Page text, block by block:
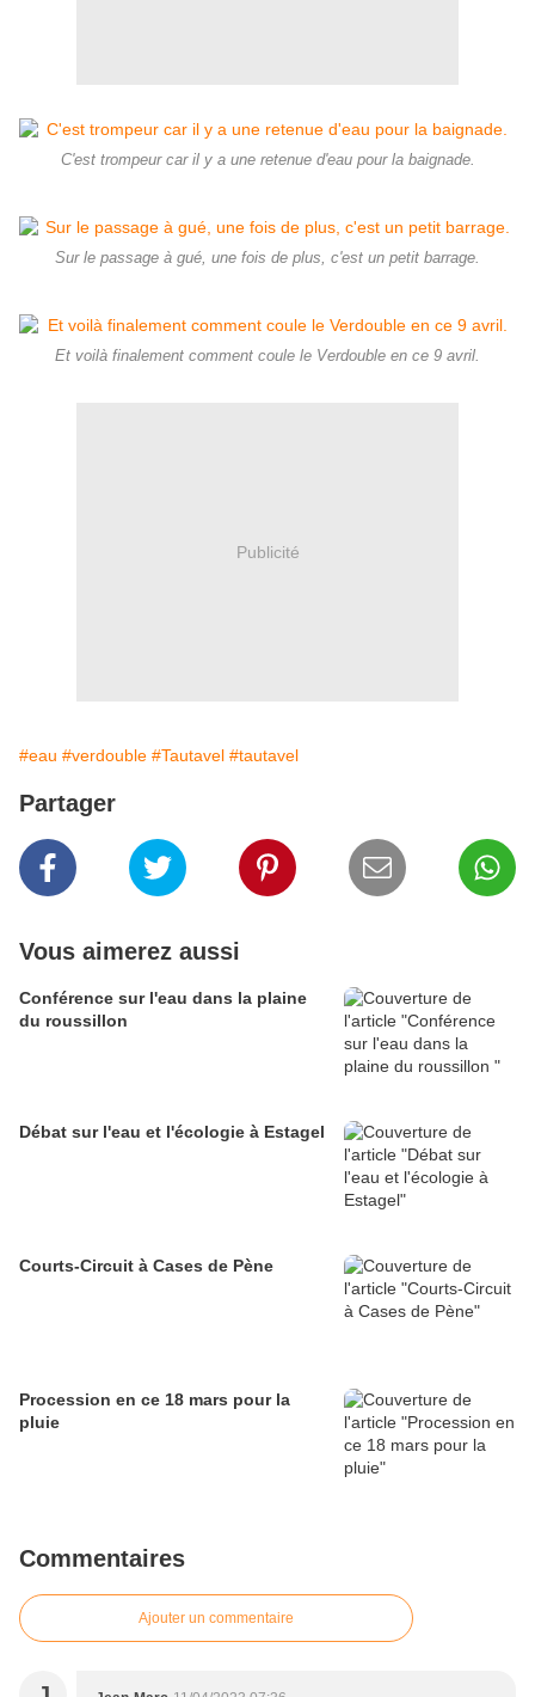
C'est trompeur car il y a une retenue d'eau pour la baignade.
Sur le passage à gué, une fois de plus, c'est un petit barrage.
Et voilà finalement comment coule le Verdouble en ce 9 avril.
Publicité
#eau #verdouble #Tautavel #tautavel
Partager
Vous aimerez aussi
Conférence sur l'eau dans la plaine
du roussillon
Débat sur l'eau et l'écologie à Estagel
Courts-Circuit à Cases de Pène
Procession en ce 18 mars pour la
pluie
Commentaires
Ajouter un commentaire